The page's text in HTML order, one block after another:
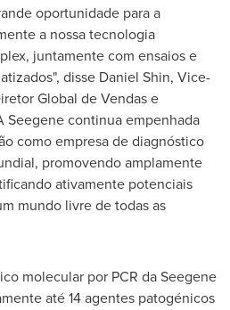
oportunidade para a
a nossa tecnologia
juntamente com ensaios e
disse Daniel Shin, Vice-
Global de Vendas e
Seegene continua empenhada
como empresa de diagnóstico
promovendo amplamente
ativamente potenciais
mundo livre de todas as
molecular por PCR da Seegene
até 14 agentes patogénicos